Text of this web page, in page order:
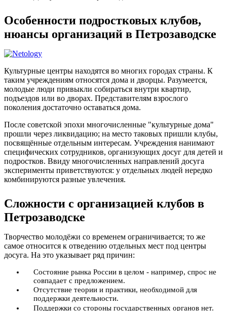
Особенности подростковых клубов,
нюансы организаций в Петрозаводске
Культурные центры находятся во многих городах страны. К
таким учреждениям относятся дома и дворцы. Разумеется,
молодые люди привыкли собираться внутри квартир,
подъездов или во дворах. Представителям взрослого
поколения достаточно оставаться дома.
После советской эпохи многочисленные "культурные дома"
прошли через ликвидацию; на место таковых пришли клубы,
посвящённые отдельным интересам. Учреждения нанимают
специфических сотрудников, организующих досуг для детей и
подростков. Ввиду многочисленных направлений досуга
эксперименты приветствуются: у отдельных людей нередко
комбинируются разные увлечения.
Сложности с организацией клубов в
Петрозаводске
Творчество молодёжи со временем ограничивается; то же
самое относится к отведению отдельных мест под центры
досуга. На это указывает ряд причин:
Состояние рынка России в целом - например, спрос не
совпадает с предложением.
Отсутствие теории и практики, необходимой для
поддержки деятельности.
Поддержки со стороны государственных органов нет.